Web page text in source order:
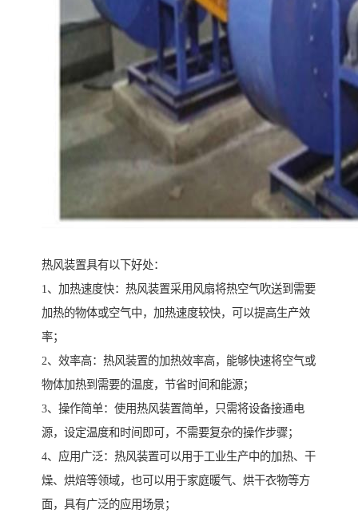
热风装置具有以下好处：
1、加热速度快：热风装置采用风扇将热空气吹送到需要
加热的物体或空气中，加热速度较快，可以提高生产效
率；
2、效率高：热风装置的加热效率高，能够快速将空气或
物体加热到需要的温度，节省时间和能源；
3、操作简单：使用热风装置简单，只需将设备接通电
源，设定温度和时间即可，不需要复杂的操作步骤；
4、应用广泛：热风装置可以用于工业生产中的加热、干
燥、烘焙等领域，也可以用于家庭暖气、烘干衣物等方
面，具有广泛的应用场景；